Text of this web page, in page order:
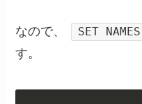
なので、 SET
す。